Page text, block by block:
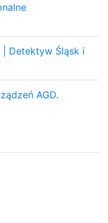
Detektyw Śląsk i
AGD.